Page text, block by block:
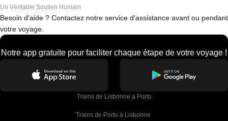
Un Véritable Soutien Humain
Besoin d'aide ? Contactez notre service d'assistance avant ou pendant
votre voyage.
Notre app gratuite pour faciliter chaque étape de votre voyage !
Trains de Lisbonne à Porto
Trains de Porto à Lisbonne